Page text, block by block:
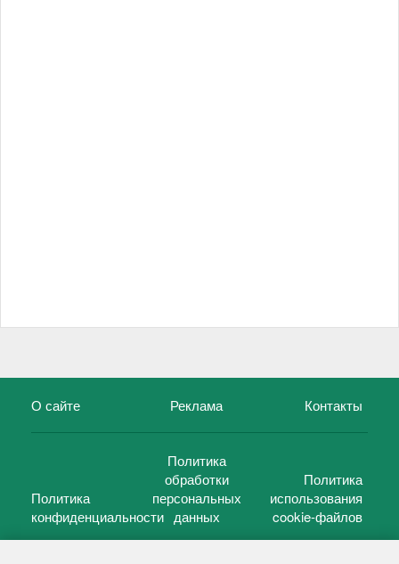
О сайте Реклама Контакты
Политика
конфиденциальности
Политика
обработки
персональных
данных
Политика
использования
cookie-файлов